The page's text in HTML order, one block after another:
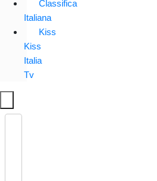
Classifica
Italiana
Kiss
Kiss
Italia
Tv